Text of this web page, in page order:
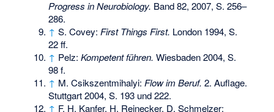
Progress in Neurobiology. Band 82, 2007, S. 256–
286.
↑ S. Covey:First Things First. London 1994, S.
22 ff.
↑ Pelz:Kompetent führen. Wiesbaden 2004, S.
98 f.
↑ M. Csikszentmihalyi:Flow im Beruf. 2. Auflage.
Stuttgart 2004, S. 193 und 222.
↑ F. H. Kanfer, H. Reinecker, D. Schmelzer: